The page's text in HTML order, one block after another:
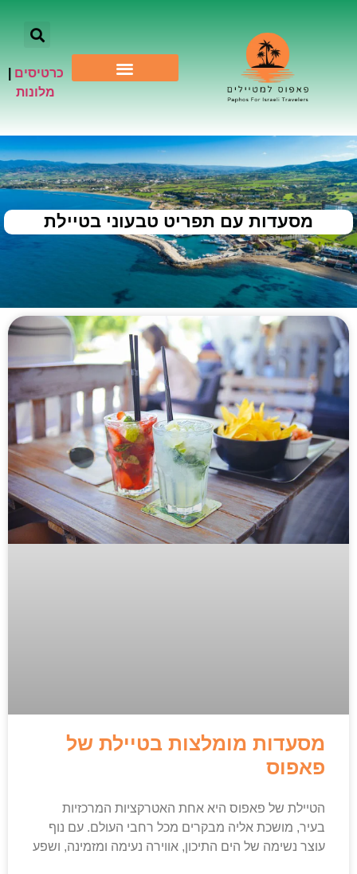
כרטיסים
מלונות
מסעדות עם תפריט טבעוני בטיילת
מסעדות מומלצות בטיילת של
פאפוס
הטיילת של פאפוס היא אחת האטרקציות המרכזיות
בעיר, מושכת אליה מבקרים מכל רחבי העולם. עם נוף
עוצר נשימה של הים התיכון, אווירה נעימה ומזמינה, ושפע